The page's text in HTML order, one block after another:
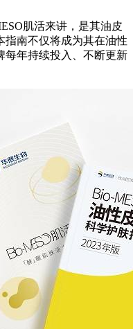
肌活来讲，是其油皮
指南不仅将成为其在油性
每年持续投入、不断更新